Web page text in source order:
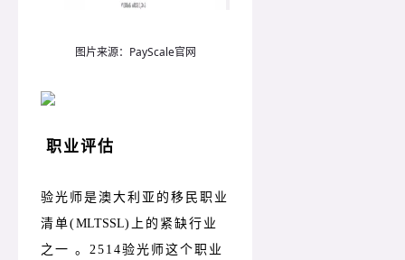
图片来源：PayScale官网
职业评估
验光师是澳大利亚的移民职业
清单(MLTSSL)上的紧缺行业
之一 。2514验光师这个职业